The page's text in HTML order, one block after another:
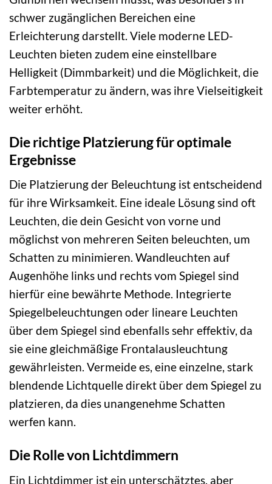
schwer zugänglichen Bereichen eine
Erleichterung darstellt. Viele moderne LED-
Leuchten bieten zudem eine einstellbare
Helligkeit (Dimmbarkeit) und die Möglichkeit, die
Farbtemperatur zu ändern, was ihre Vielseitigkeit
weiter erhöht.
Die richtige Platzierung für optimale
Ergebnisse
Die Platzierung der Beleuchtung ist entscheidend
für ihre Wirksamkeit. Eine ideale Lösung sind oft
Leuchten, die dein Gesicht von vorne und
möglichst von mehreren Seiten beleuchten, um
Schatten zu minimieren. Wandleuchten auf
Augenhöhe links und rechts vom Spiegel sind
hierfür eine bewährte Methode. Integrierte
Spiegelbeleuchtungen oder lineare Leuchten
über dem Spiegel sind ebenfalls sehr effektiv, da
sie eine gleichmäßige Frontalausleuchtung
gewährleisten. Vermeide es, eine einzelne, stark
blendende Lichtquelle direkt über dem Spiegel zu
platzieren, da dies unangenehme Schatten
werfen kann.
Die Rolle von Lichtdimmern
Ein Lichtdimmer ist ein unterschätztes, aber